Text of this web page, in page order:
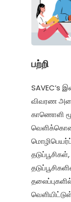
பற்றி
SAVEC’s
விவரண
காணொளி